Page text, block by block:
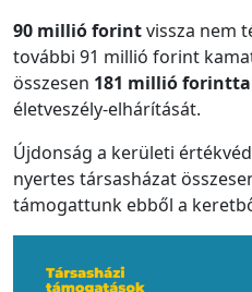
90 millió forintvissza nem
további 91 millió forint
összesen 181 millió
életveszély-elhárítását.
Újdonság a kerületi
nyertes társasházat
támogattunk ebből a